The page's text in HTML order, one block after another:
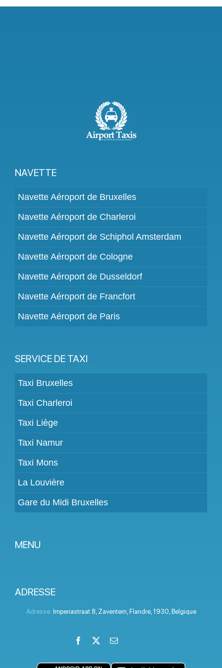
NAVETTE
Navette Aéroport de Bruxelles
Navette Aéroport de Charleroi
Navette Aéroport de Schiphol Amsterdam
Navette Aéroport de Cologne
Navette Aéroport de Dusseldorf
Navette Aéroport de Francfort
Navette Aéroport de Paris
SERVICE DE TAXI
Taxi Bruxelles
Taxi Charleroi
Taxi Liège
Taxi Namur
Taxi Mons
La Louvière
Gare du Midi Bruxelles
MENU
Tarifs
Espace Client
ADRESSE
Adresse: Imperiastraat 8 Zaventem Flandre, 1930 Belgique
Facebook Email